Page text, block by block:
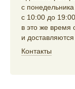
с
с 10:00 до
в это же время
и доставляются
Контакты